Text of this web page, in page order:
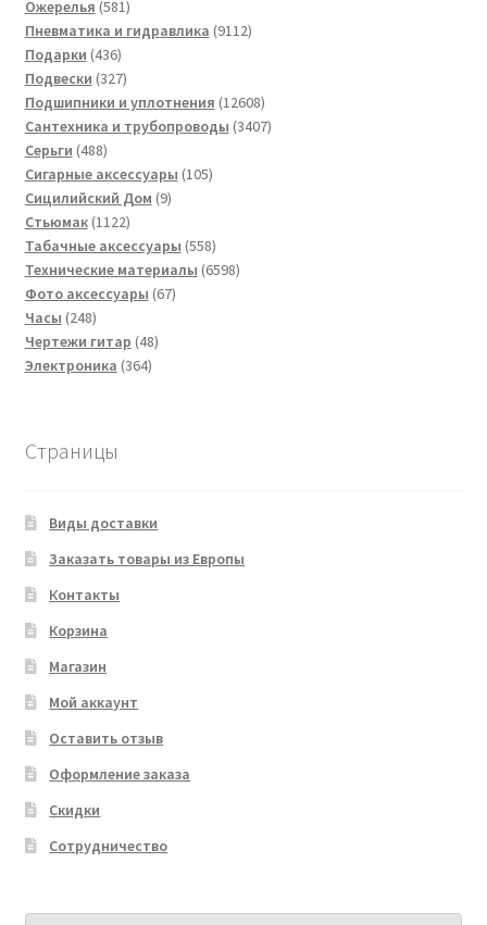
Ожерелья 581581
товар
Пневматика и гидравлика 91129112
Подарки 436436
товаров
Подвески 327327
товаров
Подшипники и уплотнения 1260812608
товаров
Сантехника и трубопроводы 34073407
Серьги 488488
товаров
Сигарные аксессуары 105105
Сицилийский Дом 99
Стьюмак 11221122
товара
Табачные аксессуары 558558
товаров
Технические материалы 65986598
Фото аксессуары 6767
Часы 248248
товаров
Чертежи гитар 4848
Электроника 364364
Страницы
Виды доставки
Заказать товары из Европы
Контакты
Корзина
Магазин
Мой аккаунт
Оставить отзыв
Оформление заказа
Скидки
Сотрудничество